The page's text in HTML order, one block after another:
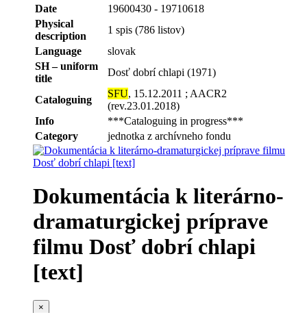
Date
19600430 - 19710618
Physical
description
1 spis (786 listov)
Language
slovak
SH – uniform
title
Dosť dobrí chlapi (1971)
Cataloguing
SFU, 15.12.2011 ; AACR2
(rev.23.01.2018)
Info
***Cataloguing in progress***
Category
jednotka z archívneho fondu
Dokumentácia k literárno-
dramaturgickej príprave
filmu Dosť dobrí chlapi
[text]
×